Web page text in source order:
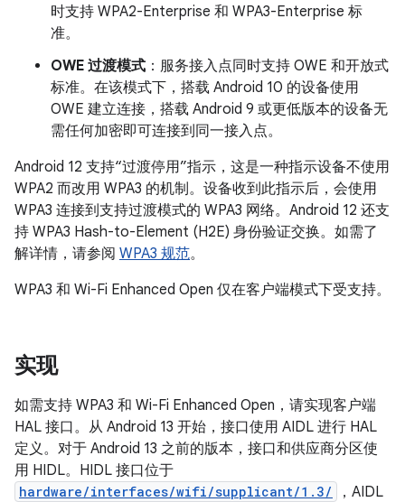
时支持 WPA2-Enterprise 和 WPA3-Enterprise 标
准。
OWE 过渡模式 ：服务接入点同时支持 OWE 和开放式
标准。在该模式下，搭载 Android 10 的设备使用
OWE 建立连接，搭载 Android 9 或更低版本的设备无
需任何加密即可连接到同一接入点。
Android 12 支持“过渡停用”指示，这是一种指示设备不使用
WPA2 而改用 WPA3 的机制。设备收到此指示后，会使用
WPA3 连接到支持过渡模式的 WPA3 网络。Android 12 还支
持 WPA3 Hash-to-Element (H2E) 身份验证交换。如需了
解详情，请参阅 WPA3 规范。
WPA3 和 Wi-Fi Enhanced Open 仅在客户端模式下受支持。
实现
如需支持 WPA3 和 Wi-Fi Enhanced Open，请实现客户端
HAL 接口。从 Android 13 开始，接口使用 AIDL 进行 HAL
定义。对于 Android 13 之前的版本，接口和供应商分区使
用 HIDL。HIDL 接口位于
hardware/interfaces/wifi/supplicant/1.3/
，AIDL